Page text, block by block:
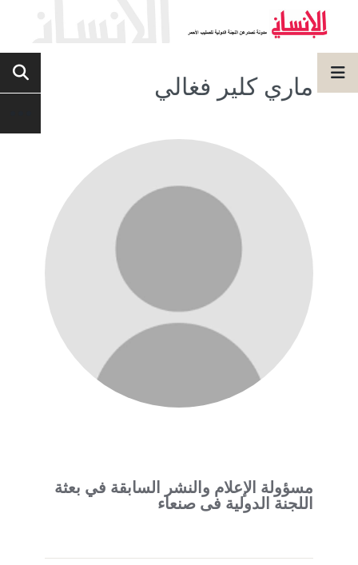
ماري كلير فغالي
مسؤولة الإعلام والنشر السابقة في بعثة
اللجنة الدولية فى صنعاء